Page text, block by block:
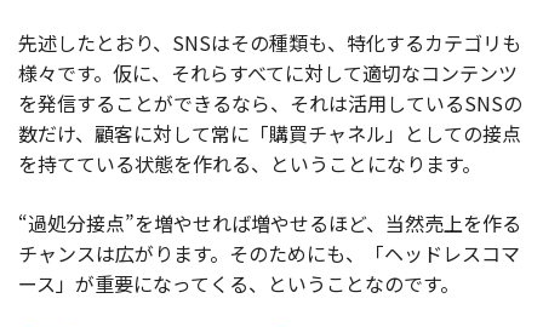
先述したとおり、SNSはその種類も、特化するカテゴリも
様々です。仮に、それらすべてに対して適切なコンテンツ
を発信することができるなら、それは活用しているSNSの
数だけ、顧客に対して常に「購買チャネル」としての接点
を持てている状態を作れる、ということになります。
“過処分接点”を増やせれば増やせるほど、当然売上を作る
チャンスは広がります。そのためにも、「ヘッドレスコマ
ース」が重要になってくる、ということなのです。